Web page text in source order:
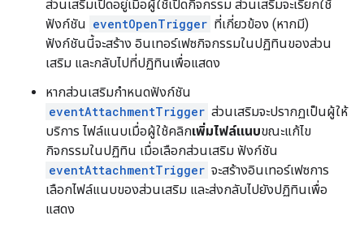
ส่วนเสริมเปิดอยู่เมื่อผู้ใช้เปิดกิจกรรม ส่วนเสริมจะเรียกใช้
ฟังก์ชัน eventOpenTrigger ที่เกี่ยวข้อง (หากมี)
ฟังก์ชันนี้จะสร้าง อินเทอร์เฟซกิจกรรมในปฏิทินของส่วน
เสริม และกลับไปที่ปฏิทินเพื่อแสดง
หากส่วนเสริมกำหนดฟังก์ชัน
eventAttachmentTrigger ส่วนเสริมจะปรากฏเป็นผู้ให้
บริการ ไฟล์แนบเมื่อผู้ใช้คลิกเพิ่มไฟล์แนบขณะแก้ไข
กิจกรรมในปฏิทิน เมื่อเลือกส่วนเสริม ฟังก์ชัน
eventAttachmentTrigger จะสร้างอินเทอร์เฟซการ
เลือกไฟล์แนบของส่วนเสริม และส่งกลับไปยังปฏิทินเพื่อ
แสดง